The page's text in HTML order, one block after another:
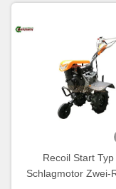
Recoil Start Typ
Schlagmotor Zwei-